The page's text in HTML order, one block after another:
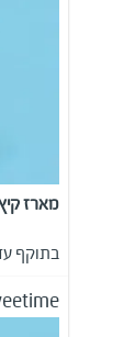
מארז קיץ
בתוקף עד: